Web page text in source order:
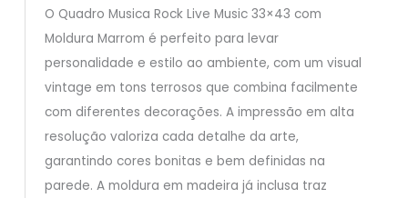
O Quadro Musica Rock Live Music 33×43 com
Moldura Marrom é perfeito para levar
personalidade e estilo ao ambiente, com um visual
vintage em tons terrosos que combina facilmente
com diferentes decorações. A impressão em alta
resolução valoriza cada detalhe da arte,
garantindo cores bonitas e bem definidas na
parede. A moldura em madeira já inclusa traz